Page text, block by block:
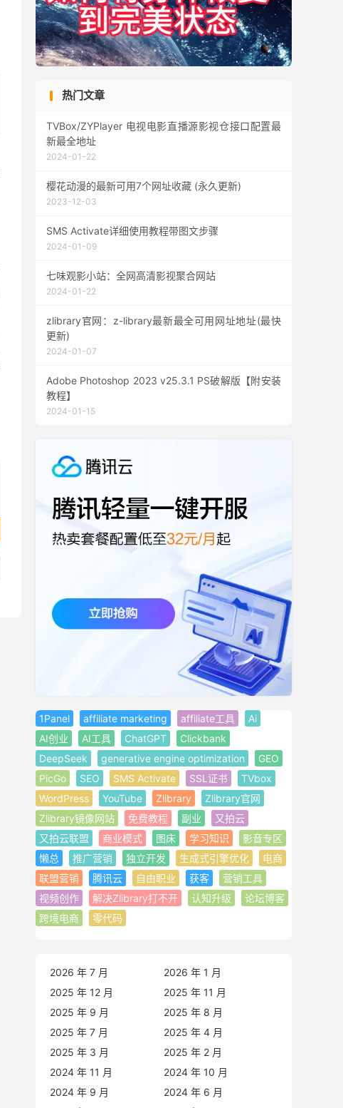
热门文章
TVBox/ZYPlayer 电视电影直播源影视仓接口配置最
新最全地址
2024-01-22
樱花动漫的最新可用7个网址收藏 (永久更新)
2023-12-03
SMS Activate详细使用教程带图文步骤
2024-01-09
七味观影小站：全网高清影视聚合网站
2024-01-22
zlibrary官网：z-library最新最全可用网址地址(最快
更新)
2024-01-07
Adobe Photoshop 2023 v25.3.1 PS破解版【附安装
教程】
2024-01-15
1Panel affiliate marketing affiliate工具
Ai
AI创业
AI工具 ChatGPT
Clickbank
DeepSeek
generative engine optimization
GEO
PicGo
SEO SMS Activate SSL证书
TVbox
WordPress
YouTube Zlibrary
Zlibrary官网
Zlibrary镜像网站
免费教程 副业
又拍云
又拍云联盟
商业模式 图床 学习知识
影音专区
懒总
推广营销 独立开发 生成式引擎优化
电商
联盟营销
腾讯云 自由职业 获客
营销工具
视频创作
解决Zlibrary打不开 认知升级
论坛博客
跨境电商
零代码
2026 年 7 月
2026 年 1 月
2025 年 12 月
2025 年 11 月
2025 年 9 月
2025 年 8 月
2025 年 7 月
2025 年 4 月
2025 年 3 月
2025 年 2 月
2024 年 11 月
2024 年 10 月
2024 年 9 月
2024 年 6 月